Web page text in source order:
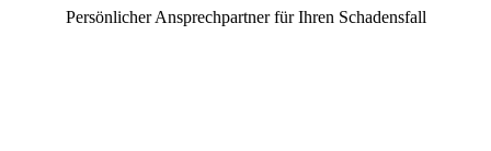
Persönlicher Ansprechpartner für Ihren Schadensfall